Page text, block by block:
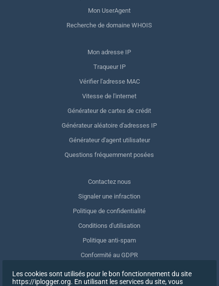
Mon UserAgent
Recherche de domaine WHOIS
Mon adresse IP
Traqueur IP
Vérifier l'adresse MAC
Vitesse de l'internet
Générateur de cartes de crédit
Générateur aléatoire d'adresses IP
Générateur d'agent utilisateur
Questions fréquemment posées
Contactez nous
Signaler une infraction
Politique de confidentialité
Conditions d'utilisation
Politique anti-spam
Conformité au GDPR
Supprimer mes données
Retrait du consentement
Les cookies sont utilisés pour le bon fonctionnement du site
https://iplogger.org. En utilisant les services du site, vous